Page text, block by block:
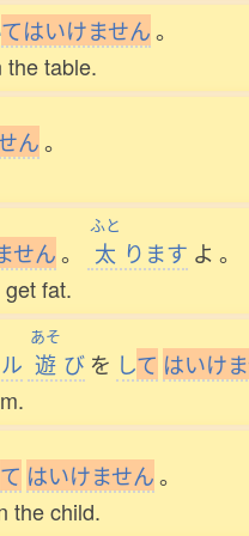
てはいけません。
the table.
ん。
せん。
ふと
太 ります よ 。
fat.
あそ
遊 び を して はいけま
て はいけません。
the child.